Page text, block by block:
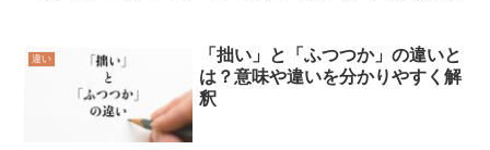
違い
「拙い」と「ふつつか」の違いと
は？意味や違いを分かりやすく解
釈